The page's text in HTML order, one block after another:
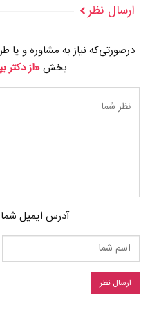
ارسال نظر
درصورتی‌که نیاز به مشاوره و
بخش«از دکتر
آدرس ایمیل